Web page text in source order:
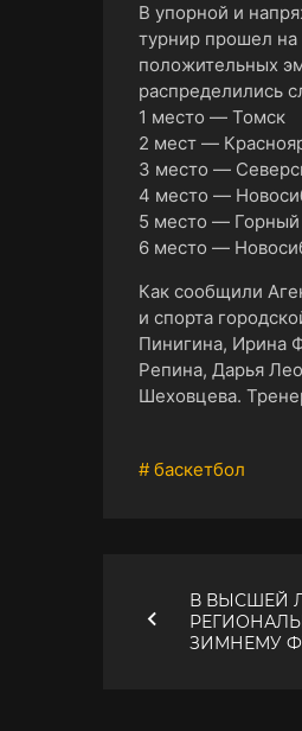
В упорной и
турнир прошел на
положительных
распределились
1 место ― Томск
2 мест ―
3 место ―
4 место ―
5 место ― Горный
6 место ―
Как сообщили
и спорта
Пинигина, Ирина
Репина, Дарья
Шеховцева.
# баскетбол
В ВЫСШЕЙ
ЗИМНЕМУ